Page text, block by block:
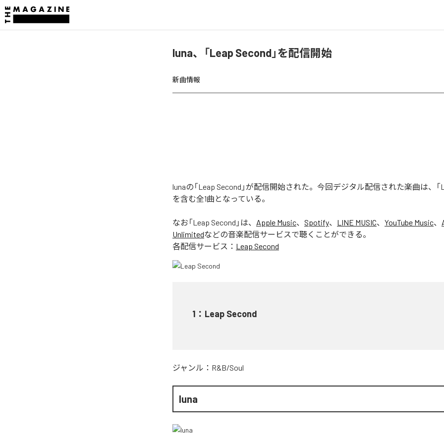
luna、「Leap Second」を配信開始
新曲情報
lunaの「Leap Second」が配信開始された。今回デジタル配信された楽曲は、「
を含む全1曲となっている。
なお「Leap Second 」は、 Apple Music、 Spotify、 LINE MUSIC、 YouTube Music、
Unlimitedなどの音楽配信サービスで聴くことができる。
各配信サービス： Leap Second
1 ： Leap Second
ジャンル： R&B/Soul
luna